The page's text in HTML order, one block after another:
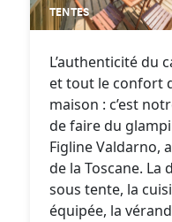
TENTES
L’authenticité du
et tout le confort
maison : c’est
de faire du
Figline Valdarno,
de la Toscane. La
sous tente, la
équipée, la